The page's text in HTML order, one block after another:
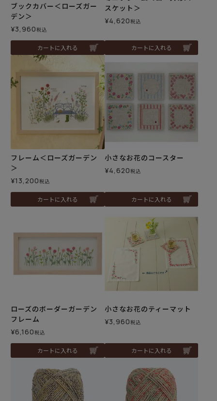
ブックカバー＜ローズガー
デン＞
¥3,960税込
カートに入れる
スケット＞
¥4,620税込
カートに入れる
フレーム＜ローズガーデン
＞
¥13,200税込
カートに入れる
小さなお花のコースター
¥4,620税込
カートに入れる
ローズのボーダーガーデン
フレーム
¥6,160税込
カートに入れる
小さなお花のティーマット
¥3,960税込
カートに入れる